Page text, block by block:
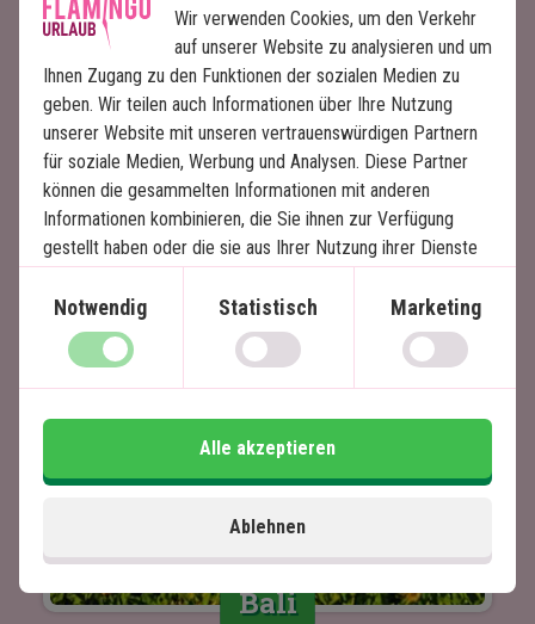
Bali
Wir verwenden Cookies, um den Verkehr
auf unserer Website zu analysieren und um
Ihnen Zugang zu den Funktionen der sozialen Medien zu
geben. Wir teilen auch Informationen über Ihre Nutzung
unserer Website mit unseren vertrauenswürdigen Partnern
für soziale Medien, Werbung und Analysen. Diese Partner
können die gesammelten Informationen mit anderen
Informationen kombinieren, die Sie ihnen zur Verfügung
gestellt haben oder die sie aus Ihrer Nutzung ihrer Dienste
Notwendig Statistisch Marketing
Ablehnen
Alle akzeptieren